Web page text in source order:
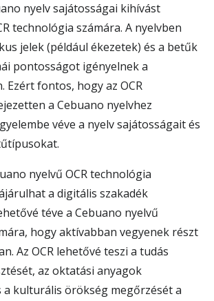
nyelv sajátosságai kihívást
technológia számára. A nyelvben
jelek (például ékezetek) és a betűk
pontosságot igényelnek a
Ezért fontos, hogy az OCR
a Cebuano nyelvhez
véve a nyelv sajátosságait és
nyelvű OCR technológia
a digitális szakadék
téve a Cebuano nyelvű
hogy aktívabban vegyenek részt
Az OCR lehetővé teszi a tudás
az oktatási anyagok
a kulturális örökség megőrzését a